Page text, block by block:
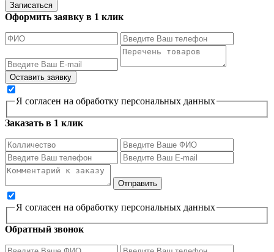
Записаться
Оформить заявку в 1 клик
Я согласен на обработку персональных данных
Заказать в 1 клик
Я согласен на обработку персональных данных
Обратный звонок